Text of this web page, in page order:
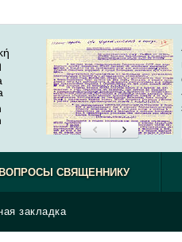
закладка
ВОПРОСЫ СВЯЩЕННИКУ